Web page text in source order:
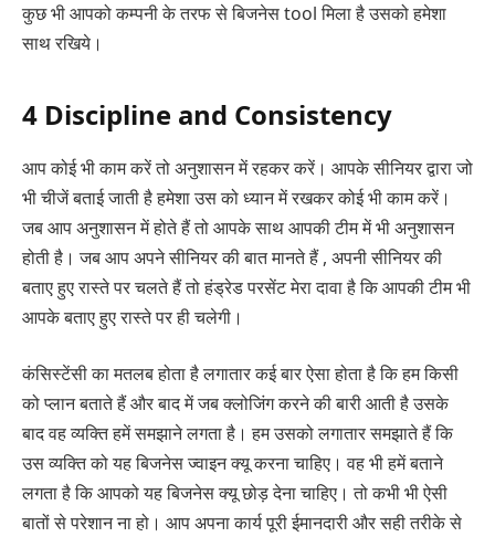
कुछ भी आपको कम्पनी के तरफ से बिजनेस tool मिला है उसको हमेशा
साथ रखिये।
4 Discipline and Consistency
आप कोई भी काम करें तो अनुशासन में रहकर करें। आपके सीनियर द्वारा जो
भी चीजें बताई जाती है हमेशा उस को ध्यान में रखकर कोई भी काम करें।
जब आप अनुशासन में होते हैं तो आपके साथ आपकी टीम में भी अनुशासन
होती है। जब आप अपने सीनियर की बात मानते हैं , अपनी सीनियर की
बताए हुए रास्ते पर चलते हैं तो हंड्रेड परसेंट मेरा दावा है कि आपकी टीम भी
आपके बताए हुए रास्ते पर ही चलेगी।
कंसिस्टेंसी का मतलब होता है लगातार कई बार ऐसा होता है कि हम किसी
को प्लान बताते हैं और बाद में जब क्लोजिंग करने की बारी आती है उसके
बाद वह व्यक्ति हमें समझाने लगता है। हम उसको लगातार समझाते हैं कि
उस व्यक्ति को यह बिजनेस ज्वाइन क्यू करना चाहिए। वह भी हमें बताने
लगता है कि आपको यह बिजनेस क्यू छोड़ देना चाहिए। तो कभी भी ऐसी
बातों से परेशान ना हो। आप अपना कार्य पूरी ईमानदारी और सही तरीके से